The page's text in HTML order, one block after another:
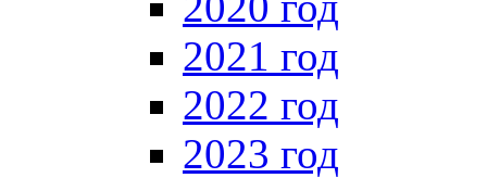
2021 год
2022 год
2023 год